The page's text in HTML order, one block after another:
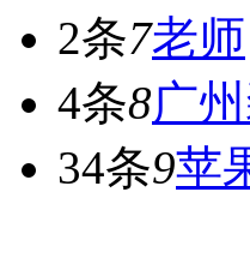
2条7老师
4条8广
34条9苹